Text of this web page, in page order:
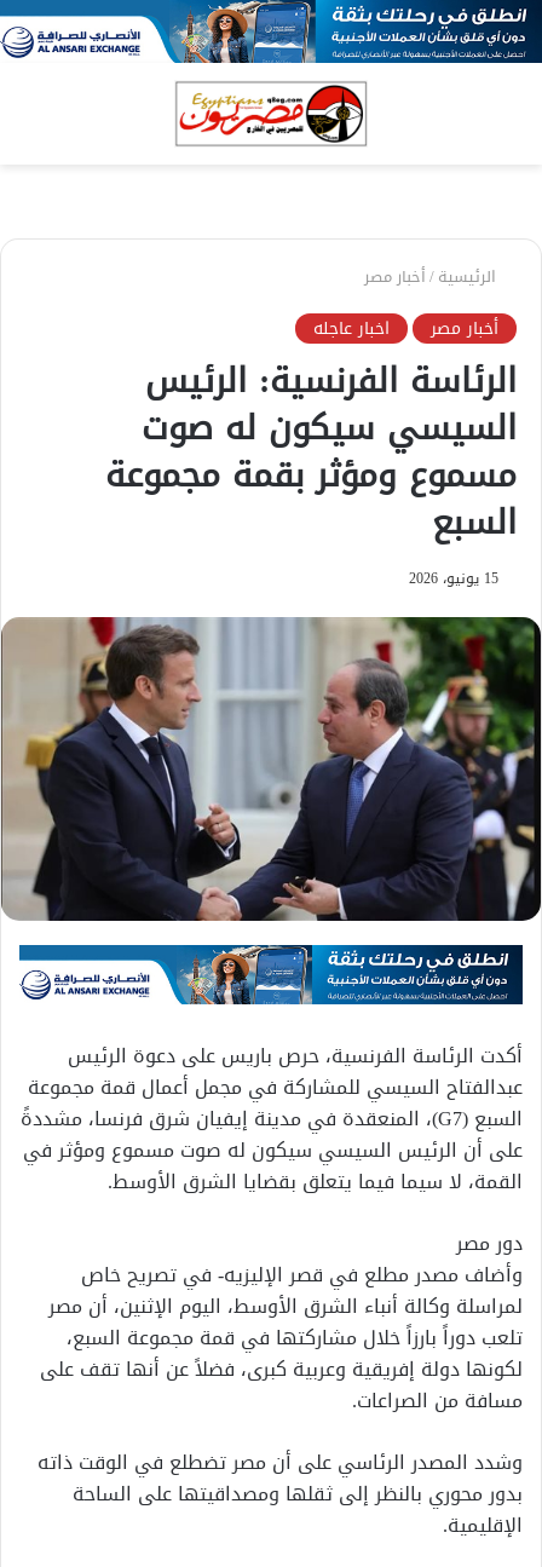
الرئيسية/أخبار مصر
أخبار مصر اخبار عاجله
الرئاسة الفرنسية: الرئيس
السيسي سيكون له صوت
مسموع ومؤثر بقمة مجموعة
السبع
15 يونيو، 2026
أكدت الرئاسة الفرنسية، حرص باريس على دعوة الرئيس
عبدالفتاح السيسي للمشاركة في مجمل أعمال قمة مجموعة
السبع (G7)، المنعقدة في مدينة إيفيان شرق فرنسا، مشددةً
على أن الرئيس السيسي سيكون له صوت مسموع ومؤثر في
القمة، لا سيما فيما يتعلق بقضايا الشرق الأوسط.
دور مصر
وأضاف مصدر مطلع في قصر الإليزيه- في تصريح خاص
لمراسلة وكالة أنباء الشرق الأوسط، اليوم الإثنين، أن مصر
تلعب دوراً بارزاً خلال مشاركتها في قمة مجموعة السبع،
لكونها دولة إفريقية وعربية كبرى، فضلاً عن أنها تقف على
مسافة من الصراعات.
وشدد المصدر الرئاسي على أن مصر تضطلع في الوقت ذاته
بدور محوري بالنظر إلى ثقلها ومصداقيتها على الساحة
الإقليمية.